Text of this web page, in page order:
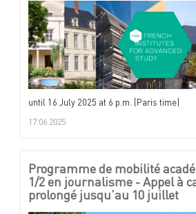
until 16 July 2025 at 6 p.m. (Paris time)
17.06.2025
Programme de mobilité
1/2 en journalisme - Appel à
prolongé jusqu’au 10 juillet